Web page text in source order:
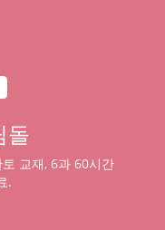
돌
교재, 6과 60시간
.